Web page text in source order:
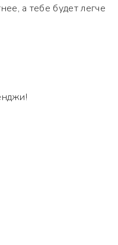
а тебе будет легче